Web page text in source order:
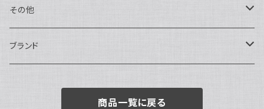
トートバッグ
バックパック・リュックサック
指輪
ピアス・イヤリング
アナログ・機械式
アナログ・クォーツ
その他
ペン・万年筆
ブランド
商品一覧に戻る